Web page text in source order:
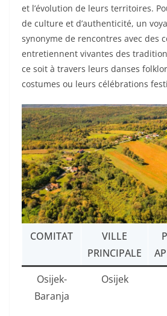
et l’évolution de leurs territoires.
de culture et d’authenticité, un
synonyme de rencontres avec des
entretiennent vivantes des
ce soit à travers leurs danses
costumes ou leurs célébrations
COMITAT
VILLE
PRINCIPALE
Osijek-
Baranja
Osijek